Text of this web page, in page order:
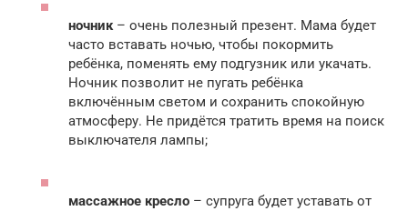
ночник– очень полезный презент. Мама будет
часто вставать ночью, чтобы покормить
ребёнка, поменять ему подгузник или укачать.
Ночник позволит не пугать ребёнка
включённым светом и сохранить спокойную
атмосферу. Не придётся тратить время на поиск
выключателя лампы;
массажное кресло – супруга будет уставать от